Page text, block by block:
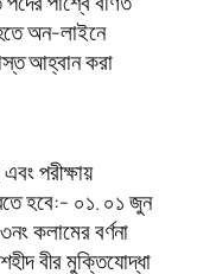
অন-লাইনে
আহ্বান করা
পরীক্ষায়
হবে:- ০১. ০১ জুন
কলামের বর্ণনা
বীর মুক্তিযোদ্ধা